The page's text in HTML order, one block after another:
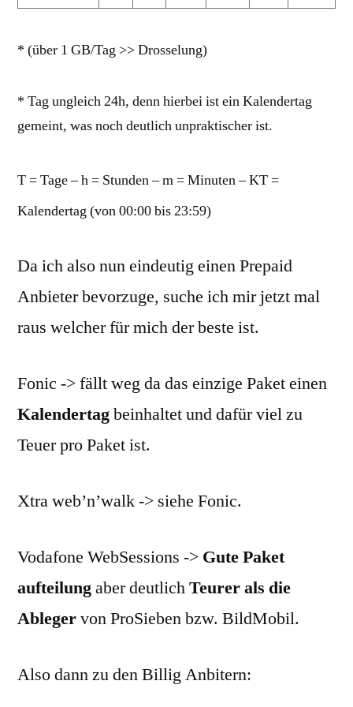
* (über 1 GB/Tag >> Drosselung)
* Tag ungleich 24h, denn hierbei ist ein Kalendertag
gemeint, was noch deutlich unpraktischer ist.
T = Tage – h = Stunden – m = Minuten – KT =
Kalendertag (von 00:00 bis 23:59)
Da ich also nun eindeutig einen Prepaid
Anbieter bevorzuge, suche ich mir jetzt mal
raus welcher für mich der beste ist.
Fonic -> fällt weg da das einzige Paket einen
Kalendertagbeinhaltet und dafür viel zu
Teuer pro Paket ist.
Xtra web’n’walk -> siehe Fonic.
Vodafone WebSessions -> Gute Paket
aufteilungaber deutlichTeurer als die
Ablegervon ProSieben bzw. BildMobil.
Also dann zu den Billig Anbitern: